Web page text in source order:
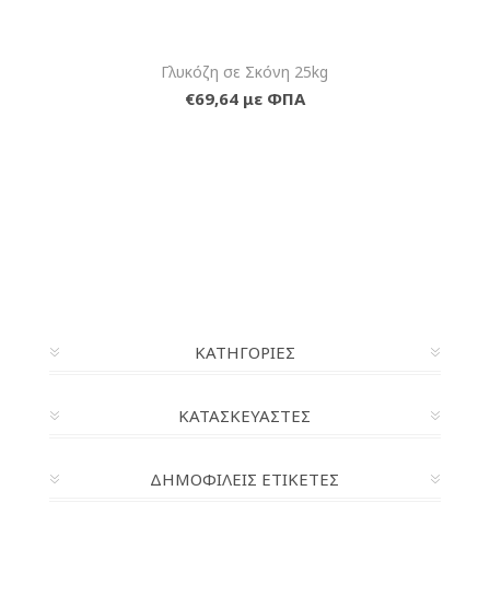
Γλυκόζη σε Σκόνη 25kg
€69,64 με ΦΠΑ
ΚΑΤΗΓΟΡΊΕΣ
ΚΑΤΑΣΚΕΥΑΣΤΈΣ
ΔΗΜΟΦΙΛΕΙΣ ΕΤΙΚΕΤΕΣ